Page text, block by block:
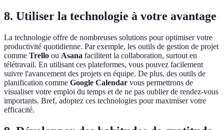
8. Utiliser la technologie à votre avantage
La technologie offre de nombreuses solutions pour optimiser votre
productivité quotidienne. Par exemple, les outils de gestion de projet
comme Trello ou Asana facilitent la collaboration, surtout en
télétravail. En utilisant ces plateformes, vous pouvez facilement
suivre l'avancement des projets en équipe. De plus, des outils de
planification comme Google Calendar vous permettrons de
visualiser votre emploi du temps et de ne pas oublier de rendez-vous
importants. Bref, adoptez ces technologies pour maximiser votre
efficacité.